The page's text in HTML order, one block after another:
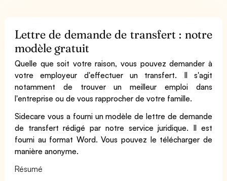
Lettre de demande de transfert : notre
modèle gratuit
Quelle que soit votre raison, vous pouvez demander à
votre employeur d'effectuer un transfert. Il s'agit
notamment de trouver un meilleur emploi dans
l'entreprise ou de vous rapprocher de votre famille.
Sidecare vous a fourni un modèle de lettre de demande
de transfert rédigé par notre service juridique. Il est
fourni au format Word. Vous pouvez le télécharger de
manière anonyme.
Résumé